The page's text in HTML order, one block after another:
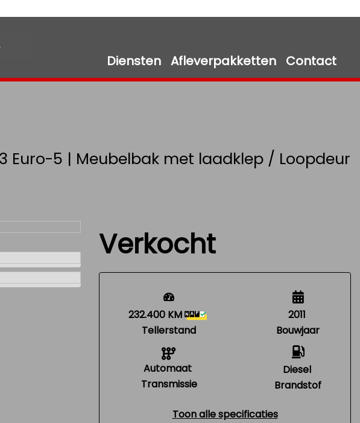
Diensten Afleverpakketten Contact
Euro-5 | Meubelbak met laadklep / Loopdeur
Verkocht
232.400 KM
Tellerstand
Automaat
Transmissie
2011
Bouwjaar
Diesel
Brandstof
Toon alle specificaties